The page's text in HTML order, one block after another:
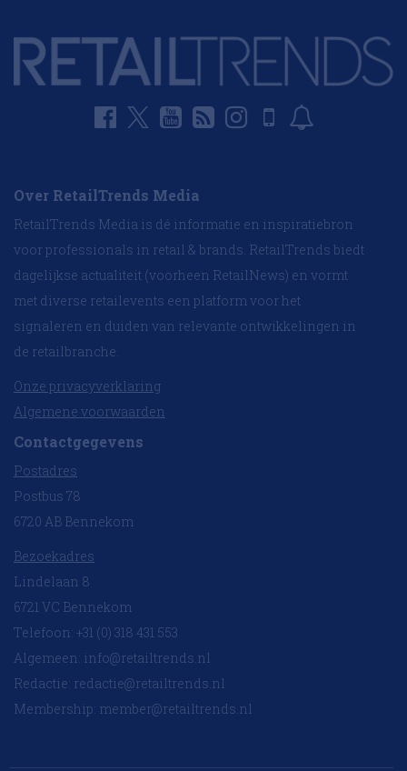
Over RetailTrends Media
RetailTrends Media is dé informatie en inspiratiebron
voor professionals in retail & brands. RetailTrends biedt
dagelijkse actualiteit (voorheen RetailNews) en vormt
met diverse retailevents een platform voor het
signaleren en duiden van relevante ontwikkelingen in
de retailbranche.
Onze privacyverklaring
Algemene voorwaarden
Contactgegevens
Postadres
Postbus 78
6720 AB Bennekom
Bezoekadres
Lindelaan 8
6721 VC Bennekom
Telefoon: +31 (0) 318 431 553
Algemeen: info@retailtrends.nl
Redactie: redactie@retailtrends.nl
Membership: member@retailtrends.nl